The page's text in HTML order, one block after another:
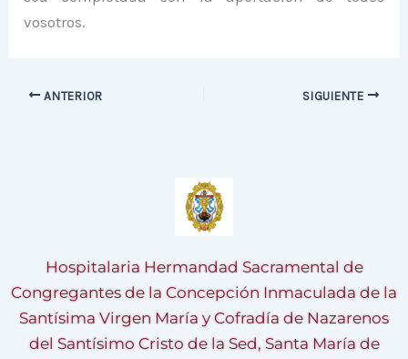
vosotros.
ANTERIOR SIGUIENTE
Hospitalaria Hermandad Sacramental de
Congregantes de la Concepción Inmaculada de la
Santísima Virgen María y Cofradía de Nazarenos
del Santísimo Cristo de la Sed, Santa María de